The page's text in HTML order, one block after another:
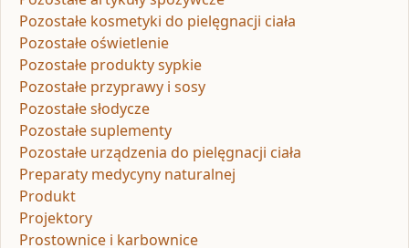
Pozostałe kosmetyki do pielęgnacji ciała
Pozostałe oświetlenie
Pozostałe produkty sypkie
Pozostałe przyprawy i sosy
Pozostałe słodycze
Pozostałe suplementy
Pozostałe urządzenia do pielęgnacji ciała
Preparaty medycyny naturalnej
Produkt
Projektory
Prostownice i karbownice